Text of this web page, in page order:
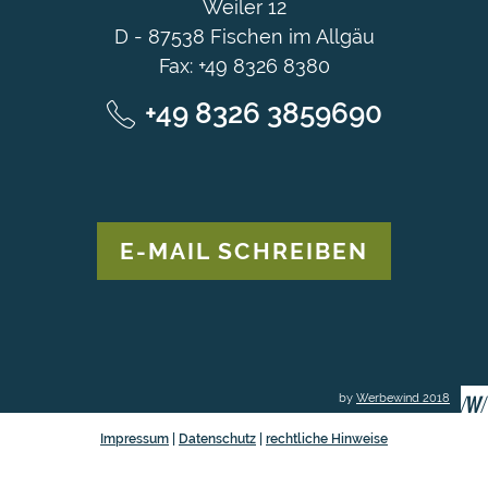
Weiler 12
D - 87538 Fischen im Allgäu
Fax: +49 8326 8380
+49 8326 3859690
E-MAIL SCHREIBEN
by Werbewind 2018
Impressum| Datenschutz| rechtliche Hinweise